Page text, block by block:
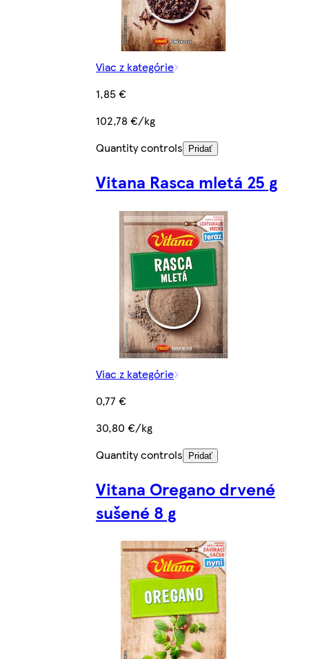
Viac z kategórie
1,85 €
102,78 €/kg
Quantity controls
Pridať
Vitana Rasca mletá 25 g
Viac z kategórie
0,77 €
30,80 €/kg
Quantity controls
Pridať
Vitana Oregano drvené
sušené 8 g